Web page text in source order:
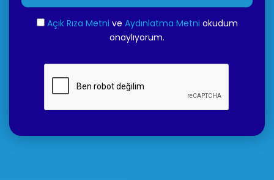
Açık Rıza Metni ve Aydınlatma Metni okudum
onaylıyorum.